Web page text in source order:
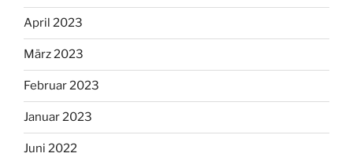
April 2023
März 2023
Februar 2023
Januar 2023
Juni 2022